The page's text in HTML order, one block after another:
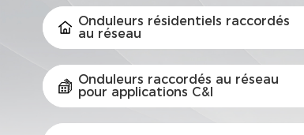
Onduleurs résidentiels raccordés
au réseau
Onduleurs raccordés au réseau
pour applications C&I